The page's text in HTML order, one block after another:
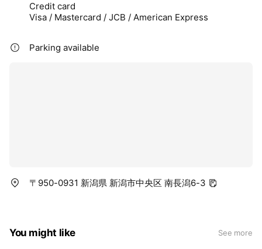
Credit card
Visa / Mastercard / JCB / American Express
Parking available
〒950-0931 新潟県 新潟市中央区 南長潟6-3
You might like See more